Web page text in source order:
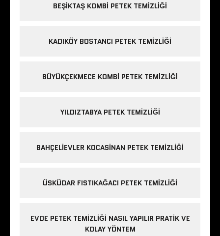
BEŞIKTAŞ KOMBI PETEK TEMIZLIĞI
KADIKÖY BOSTANCI PETEK TEMIZLIĞI
BÜYÜKÇEKMECE KOMBI PETEK TEMIZLIĞI
YILDIZTABYA PETEK TEMIZLIĞI
BAHÇELIEVLER KOCASINAN PETEK TEMIZLIĞI
ÜSKÜDAR FISTIKAĞACI PETEK TEMIZLIĞI
EVDE PETEK TEMIZLIĞI NASIL YAPILIR PRATIK VE
KOLAY YÖNTEM